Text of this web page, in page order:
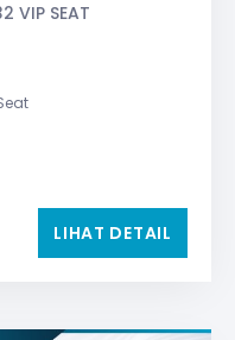
VIP SEAT
Reclining Seat
dll)LIHAT DETAIL